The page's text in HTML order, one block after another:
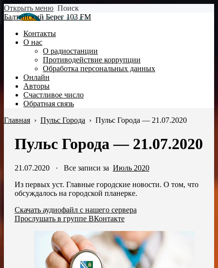
Открыть меню Поиск
Балтийский Берег 103 FM
Контакты
О нас
О радиостанции
Противодействие коррупции
Обработка персональных данных
Онлайн
Авторы
Счастливое число
Обратная связь
Главная › Пульс Города › Пульс Города — 21.07.2020
Пульс Города — 21.07.2020
21.07.2020· Все записи за Июль 2020
Из первых уст. Главные городские новости. О том, что
обсуждалось на городской планерке.
Скачать аудиофайл с нашего сервера
Прослушать в группе ВКонтакте